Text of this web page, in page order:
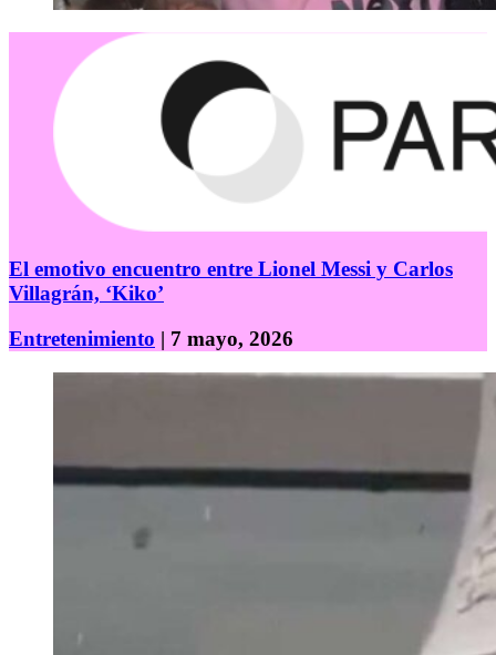
El emotivo encuentro entre Lionel Messi y Carlos
Villagrán, ‘Kiko’
Entretenimiento | 7 mayo, 2026